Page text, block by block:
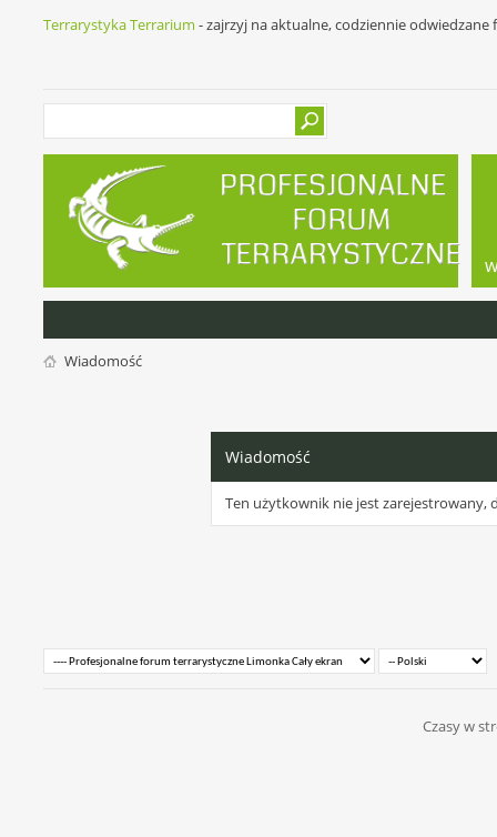
Terrarystyka Terrarium - zajrzyj na aktualne, codziennie
Wiadomość
Wiadomość
Ten użytkownik nie jest zarejestrowany,
Czasy w